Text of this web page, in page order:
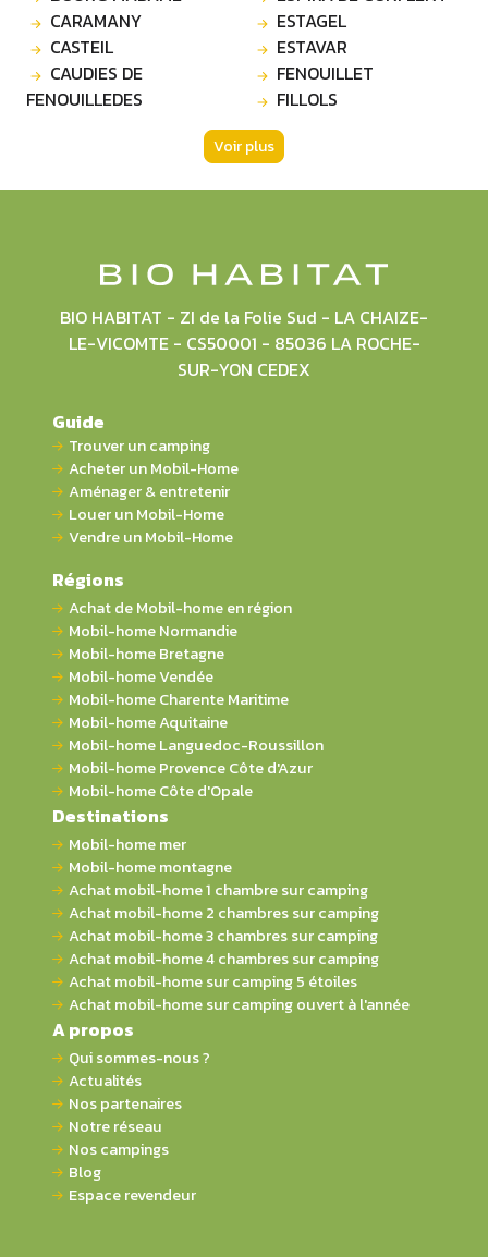
CARAMANY
CASTEIL
CAUDIES DE
FENOUILLEDES
ESTAGEL
ESTAVAR
FENOUILLET
FILLOLS
Voir plus
BIO HABITAT - ZI de la Folie Sud - LA CHAIZE-
LE-VICOMTE - CS50001 - 85036 LA ROCHE-
SUR-YON CEDEX
Guide
Trouver un camping
Acheter un Mobil-Home
Aménager & entretenir
Louer un Mobil-Home
Vendre un Mobil-Home
Régions
Achat de Mobil-home en région
Mobil-home Normandie
Mobil-home Bretagne
Mobil-home Vendée
Mobil-home Charente Maritime
Mobil-home Aquitaine
Mobil-home Languedoc-Roussillon
Mobil-home Provence Côte d'Azur
Mobil-home Côte d'Opale
Destinations
Mobil-home mer
Mobil-home montagne
Achat mobil-home 1 chambre sur camping
Achat mobil-home 2 chambres sur camping
Achat mobil-home 3 chambres sur camping
Achat mobil-home 4 chambres sur camping
Achat mobil-home sur camping 5 étoiles
Achat mobil-home sur camping ouvert à l'année
A propos
Qui sommes-nous ?
Actualités
Nos partenaires
Notre réseau
Nos campings
Blog
Espace revendeur